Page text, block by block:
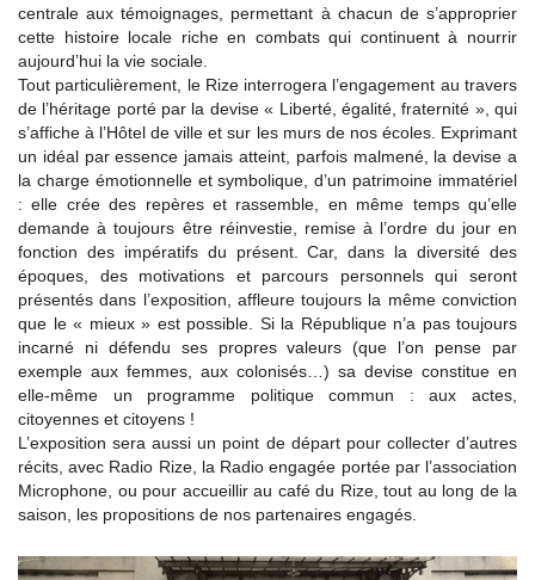
centrale aux témoignages, permettant à chacun de s’approprier
cette histoire locale riche en combats qui continuent à nourrir
aujourd’hui la vie sociale.
Tout particulièrement, le Rize interrogera l’engagement au travers
de l’héritage porté par la devise « Liberté, égalité, fraternité », qui
s’affiche à l’Hôtel de ville et sur les murs de nos écoles. Exprimant
un idéal par essence jamais atteint, parfois malmené, la devise a
la charge émotionnelle et symbolique, d’un patrimoine immatériel
: elle crée des repères et rassemble, en même temps qu’elle
demande à toujours être réinvestie, remise à l’ordre du jour en
fonction des impératifs du présent. Car, dans la diversité des
époques, des motivations et parcours personnels qui seront
présentés dans l’exposition, affleure toujours la même conviction
que le « mieux » est possible. Si la République n’a pas toujours
incarné ni défendu ses propres valeurs (que l’on pense par
exemple aux femmes, aux colonisés…) sa devise constitue en
elle-même un programme politique commun : aux actes,
citoyennes et citoyens !
L’exposition sera aussi un point de départ pour collecter d’autres
récits, avec Radio Rize, la Radio engagée portée par l’association
Microphone, ou pour accueillir au café du Rize, tout au long de la
saison, les propositions de nos partenaires engagés.